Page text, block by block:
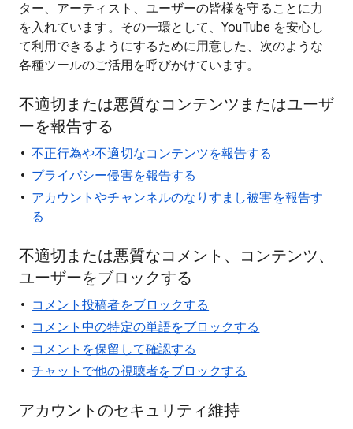
ター、アーティスト、ユーザーの皆様を守ることに力
を入れています。その一環として、YouTube を安心し
て利用できるようにするために用意した、次のような
各種ツールのご活用を呼びかけています。
不適切または悪質なコンテンツまたはユーザ
ーを報告する
不正行為や不適切なコンテンツを報告する
プライバシー侵害を報告する
アカウントやチャンネルのなりすまし被害を報告す
る
不適切または悪質なコメント、コンテンツ、
ユーザーをブロックする
コメント投稿者をブロックする
コメント中の特定の単語をブロックする
コメントを保留して確認する
チャットで他の視聴者をブロックする
アカウントのセキュリティ維持